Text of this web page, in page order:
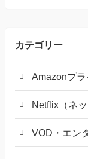
カテゴリー
Amazonプラ
Netflix（ネ
VOD・エン